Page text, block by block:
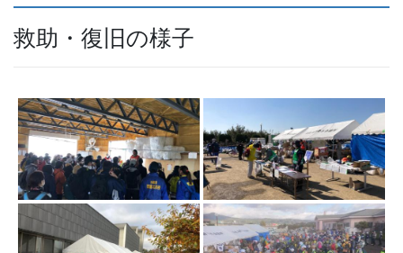
救助・復旧の様子